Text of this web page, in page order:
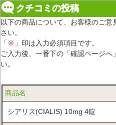
クチコミの投稿
以下の商品について、お客様のご
さい。
「※ 」印は入力必須項目です。
ご入力後、一番下の「確認ページへ
い。
商品名
シアリス(CIALIS) 10mg 4錠